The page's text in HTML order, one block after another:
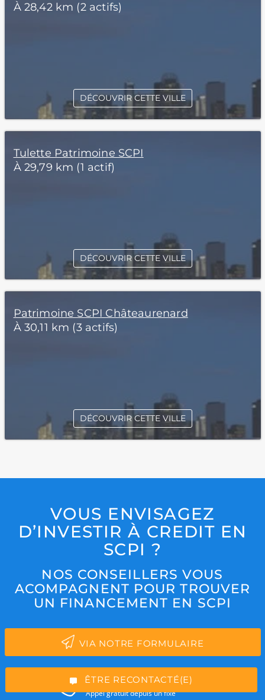
*Champs obligatoires
“Excellent”, 165 avis
ÊTRE RECONTACTÉ(E)
À 28,42 km (2 actifs)
DÉCOUVRIR CETTE VILLE
Tulette Patrimoine SCPI
À 29,79 km (1 actif)
DÉCOUVRIR CETTE VILLE
Patrimoine SCPI Châteaurenard
À 30,11 km (3 actifs)
DÉCOUVRIR CETTE VILLE
VOUS ENVISAGEZ
D’INVESTIR À CREDIT EN
SCPI ?
NOS CONSEILLERS VOUS
ACOMPAGNENT POUR TROUVER
UN FINANCEMENT EN SCPI
VIA NOTRE FORMULAIRE
01 84 25 52 15
Appel gratuit depuis un fixe